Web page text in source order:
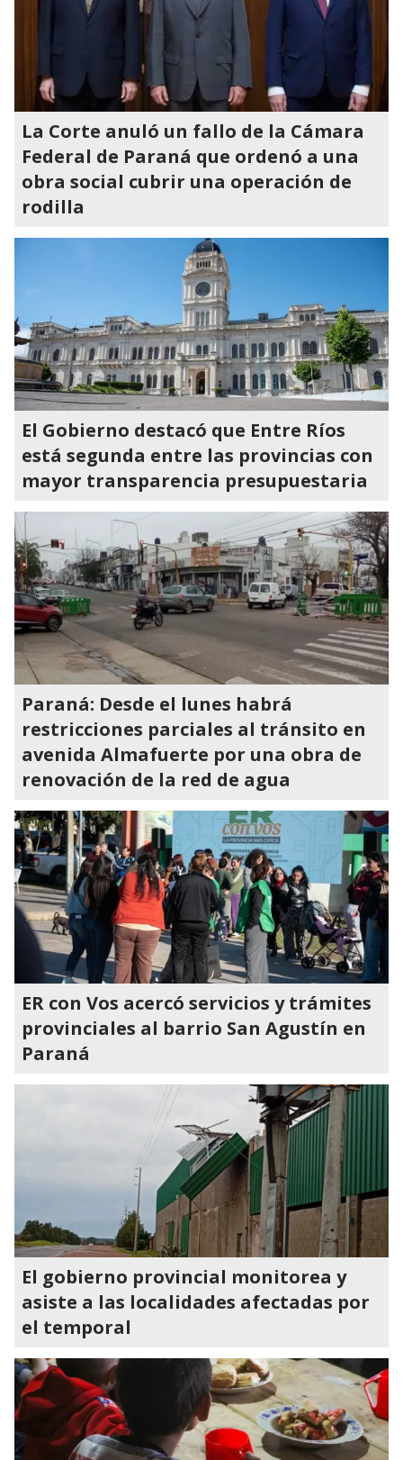
La Corte anuló un fallo de la Cámara
Federal de Paraná que ordenó a una
obra social cubrir una operación de
rodilla
El Gobierno destacó que Entre Ríos
está segunda entre las provincias con
mayor transparencia presupuestaria
Paraná: Desde el lunes habrá
restricciones parciales al tránsito en
avenida Almafuerte por una obra de
renovación de la red de agua
ER con Vos acercó servicios y trámites
provinciales al barrio San Agustín en
Paraná
El gobierno provincial monitorea y
asiste a las localidades afectadas por
el temporal